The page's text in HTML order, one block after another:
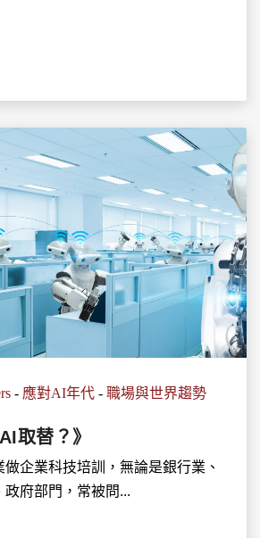
- 應對AI年代 - 職場與世界趨勢
取替？》
企業科技培訓，無論是銀行業、
府部門，常被問...